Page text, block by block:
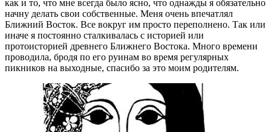
как и то, что мне всегда было ясно, что однажды я обязательно
начну делать свои собственные. Меня очень впечатлял
Ближний Восток. Все вокруг им просто переполнено. Так или
иначе я постоянно сталкивалась с историей или
протоисторией древнего Ближнего Востока. Много времени
проводила, бродя по его руинам во время регулярных
пикников на выходные, спасибо за это моим родителям.